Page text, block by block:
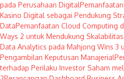
pada Perusahaan Digital
Kasino Digital sebagai Pendukung
DataPemanfaatan Cloud Computing
Ways 2 untuk Mendukung
Data Analytics pada Mahjong Wins 3
Pengambilan Keputusan Manajerial
terhadap Perilaku Investor Saham